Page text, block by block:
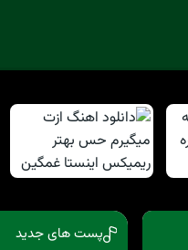
پست های جدید